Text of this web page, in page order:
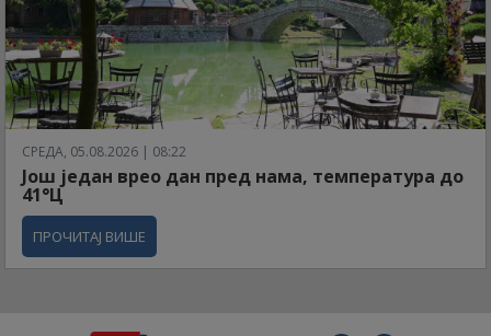
СРЕДА, 05.08.2026 | 08:22
Још један врео дан пред нама, температура до
41°Ц
ПРОЧИТАЈ ВИШЕ